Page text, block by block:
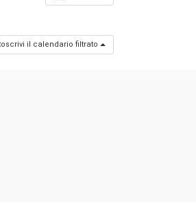
il calendario filtrato